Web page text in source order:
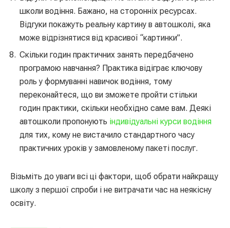
школи водіння. Бажано, на сторонніх ресурсах.
Відгуки покажуть реальну картину в автошколі, яка
може відрізнятися від красивої “картинки”.
Скільки годин практичних занять передбачено
програмою навчання? Практика відіграє ключову
роль у формуванні навичок водіння, тому
переконайтеся, що ви зможете пройти стільки
годин практики, скільки необхідно саме вам. Деякі
автошколи пропонують індивідуальні курси водіння
для тих, кому не вистачило стандартного часу
практичних уроків у замовленому пакеті послуг.
Візьміть до уваги всі ці фактори, щоб обрати найкращу
школу з першої спроби і не витрачати час на неякісну
освіту.